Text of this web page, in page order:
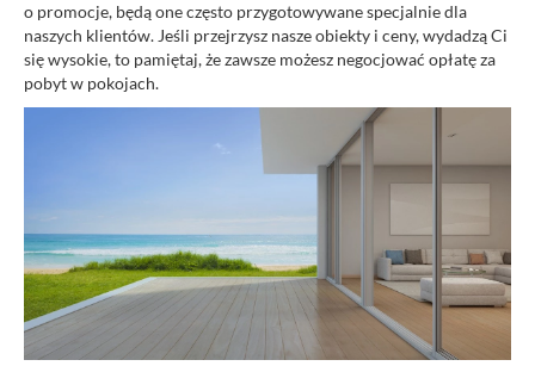
o promocje, będą one często przygotowywane specjalnie dla
naszych klientów. Jeśli przejrzysz nasze obiekty i ceny, wydadzą Ci
się wysokie, to pamiętaj, że zawsze możesz negocjować opłatę za
pobyt w pokojach.